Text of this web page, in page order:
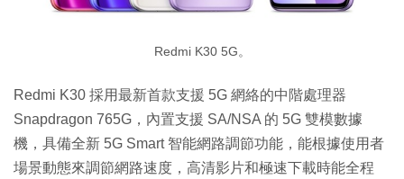
Redmi K30 5G。
Redmi K30 採用最新首款支援 5G 網絡的中階處理器
Snapdragon 765G，內置支援 SA/NSA 的 5G 雙模數據
機，具備全新 5G Smart 智能網路調節功能，能根據使用者
場景動態來調節網路速度，高清影片和極速下載時能全程